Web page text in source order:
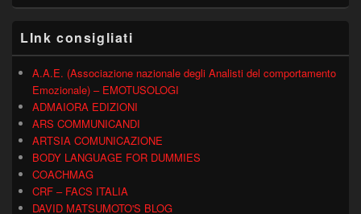
LInk consigliati
A.A.E. (Associazione nazionale degli Analisti del comportamento
Emozionale) – EMOTUSOLOGI
ADMAIORA EDIZIONI
ARS COMMUNICANDI
ARTSIA COMUNICAZIONE
BODY LANGUAGE FOR DUMMIES
COACHMAG
CRF – FACS ITALIA
DAVID MATSUMOTO'S BLOG